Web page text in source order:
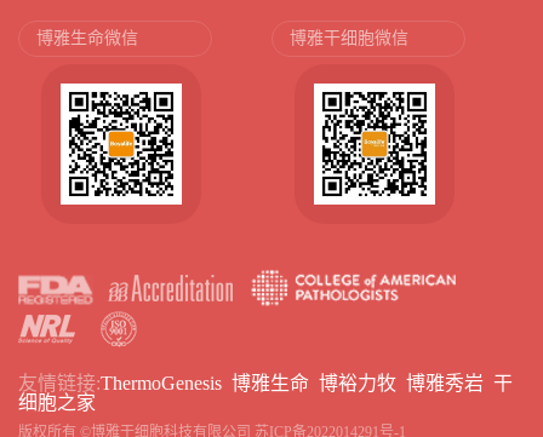
博雅生命微信 博雅干细胞微信
友情链接:ThermoGenesis 博雅生命 博裕力牧 博雅秀岩 干
细胞之家
版权所有 ©博雅干细胞科技有限公司 苏ICP备2022014291号-1